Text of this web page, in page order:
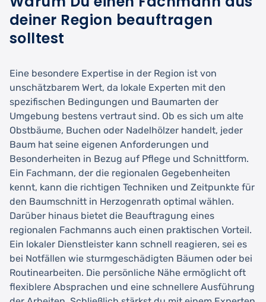
deiner Region beauftragen
solltest
Eine besondere Expertise in der Region ist von
unschätzbarem Wert, da lokale Experten mit den
spezifischen Bedingungen und Baumarten der
Umgebung bestens vertraut sind. Ob es sich um alte
Obstbäume, Buchen oder Nadelhölzer handelt, jeder
Baum hat seine eigenen Anforderungen und
Besonderheiten in Bezug auf Pflege und Schnittform.
Ein Fachmann, der die regionalen Gegebenheiten
kennt, kann die richtigen Techniken und Zeitpunkte für
den Baumschnitt in Herzogenrath optimal wählen.
Darüber hinaus bietet die Beauftragung eines
regionalen Fachmanns auch einen praktischen Vorteil.
Ein lokaler Dienstleister kann schnell reagieren, sei es
bei Notfällen wie sturmgeschädigten Bäumen oder bei
Routinearbeiten. Die persönliche Nähe ermöglicht oft
flexiblere Absprachen und eine schnellere Ausführung